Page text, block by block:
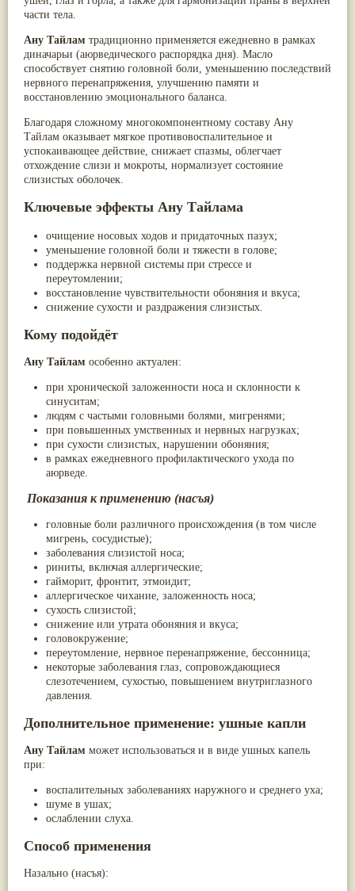
части тела.
Ану Тайлам традиционно применяется ежедневно в рамках
диначарьи (аюрведического распорядка дня). Масло
способствует снятию головной боли, уменьшению последствий
нервного перенапряжения, улучшению памяти и
восстановлению эмоционального баланса.
Благодаря сложному многокомпонентному составу Ану
Тайлам оказывает мягкое противовоспалительное и
успокаивающее действие, снижает спазмы, облегчает
отхождение слизи и мокроты, нормализует состояние
слизистых оболочек.
Ключевые эффекты Ану Тайлама
очищение носовых ходов и придаточных пазух;
уменьшение головной боли и тяжести в голове;
поддержка нервной системы при стрессе и
переутомлении;
восстановление чувствительности обоняния и вкуса;
снижение сухости и раздражения слизистых.
Кому подойдёт
Ану Тайлам особенно актуален:
при хронической заложенности носа и склонности к
синуситам;
людям с частыми головными болями, мигренями;
при повышенных умственных и нервных нагрузках;
при сухости слизистых, нарушении обоняния;
в рамках ежедневного профилактического ухода по
аюрведе.
Показания к применению (насъя)
головные боли различного происхождения (в том числе
мигрень, сосудистые);
заболевания слизистой носа;
риниты, включая аллергические;
гайморит, фронтит, этмоидит;
аллергическое чихание, заложенность носа;
сухость слизистой;
снижение или утрата обоняния и вкуса;
головокружение;
переутомление, нервное перенапряжение, бессонница;
некоторые заболевания глаз, сопровождающиеся
слезотечением, сухостью, повышением внутриглазного
давления.
Дополнительное применение: ушные капли
Ану Тайлам может использоваться и в виде ушных капель
при:
воспалительных заболеваниях наружного и среднего уха;
шуме в ушах;
ослаблении слуха.
Способ применения
Назально (насъя):
Коричник цейлонский(12)
Мирра(12)
Розовая соль(12)
Сверция (12)
Виноград(11)
Коровье молоко(11)
Мукуна жгучая(11)
Ним(11)
Патала(11)
Перец чаба(11)
Турпет(11)
Асафетида(10)
Пармелия(10)
Тмин обыкновенный(10)
Ашока(9)
Вишня гималайская(9)
Данти(9)
Птерокарпус мешковидный
Жасмин(8)
Касторовое масло
(8)
(8)
Пушкара
more...